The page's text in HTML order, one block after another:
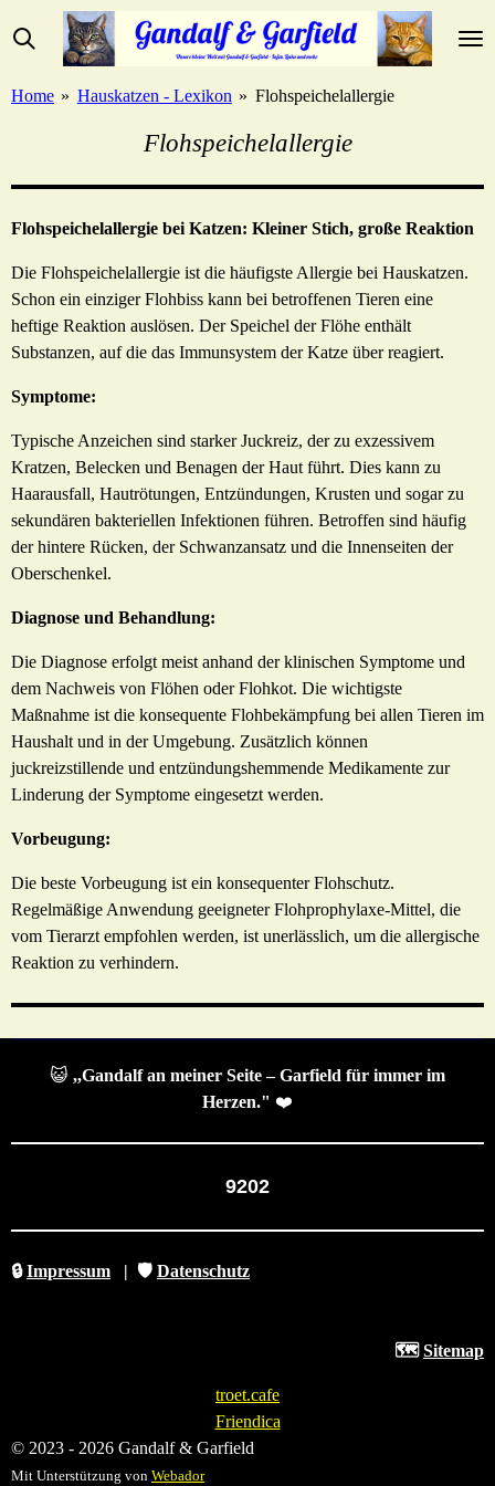
Hauptinhalt
Home » Hauskatzen - Lexikon » Flohspeichelallergie
Flohspeichelallergie
Flohspeichelallergie bei Katzen: Kleiner Stich, große Reaktion
Die Flohspeichelallergie ist die häufigste Allergie bei Hauskatzen.
Schon ein einziger Flohbiss kann bei betroffenen Tieren eine
heftige Reaktion auslösen. Der Speichel der Flöhe enthält
Substanzen, auf die das Immunsystem der Katze über reagiert.
Symptome:
Typische Anzeichen sind starker Juckreiz, der zu exzessivem
Kratzen, Belecken und Benagen der Haut führt. Dies kann zu
Haarausfall, Hautrötungen, Entzündungen, Krusten und sogar zu
sekundären bakteriellen Infektionen führen. Betroffen sind häufig
der hintere Rücken, der Schwanzansatz und die Innenseiten der
Oberschenkel.
Diagnose und Behandlung:
Die Diagnose erfolgt meist anhand der klinischen Symptome und
dem Nachweis von Flöhen oder Flohkot. Die wichtigste
Maßnahme ist die konsequente Flohbekämpfung bei allen Tieren im
Haushalt und in der Umgebung. Zusätzlich können
juckreizstillende und entzündungshemmende Medikamente zur
Linderung der Symptome eingesetzt werden.
Vorbeugung:
Die beste Vorbeugung ist ein konsequenter Flohschutz.
Regelmäßige Anwendung geeigneter Flohprophylaxe-Mittel, die
vom Tierarzt empfohlen werden, ist unerlässlich, um die allergische
Reaktion zu verhindern.
😺 ,,Gandalf an meiner Seite – Garfield für immer im
Herzen." ❤️
9202
🔒Impressum | 🛡️ Datenschutz
🗺️ Sitemap
troet.cafe
Friendica
© 2023 - 2026 Gandalf & Garfield
Mit Unterstützung von Webador